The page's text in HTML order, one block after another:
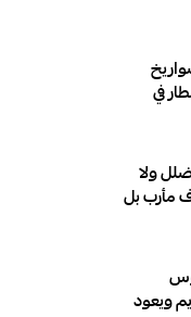
في
ولا
مأرب بل
ويعود